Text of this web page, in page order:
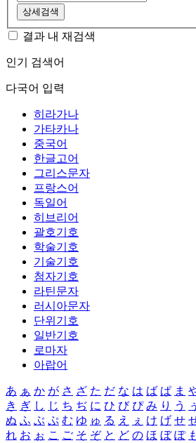
상세검색
결과 내 재검색
인기 검색어
다국어 입력
히라가나
가타카나
중국어
한글고어
그리스문자
프랑스어
독일어
히브리어
괄호기호
학술기호
기술기호
첨자기호
라틴문자
러시아문자
단위기호
일반기호
로마자
아랍어
あ ぁ か が さ ざ た だ な は ば ぱ ま
き ぎ し じ ち ぢ に ひ び ぴ み り う ぅ
ぬ ふ ぶ ぷ む ゆ ゅ る え ぇ け げ せ
れ お ぉ こ ご そ ぞ と ど の ほ ぼ ぽ